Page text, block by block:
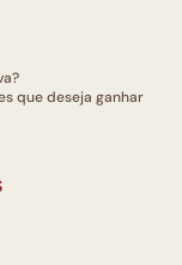
que deseja ganhar